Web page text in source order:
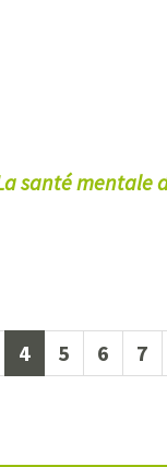
santé mentale
4(current)
5 6 7